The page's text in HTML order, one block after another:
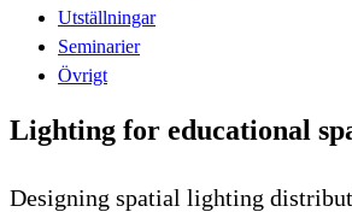
Utställningar
Seminarier
Övrigt
Lighting for educational
Designing spatial lighting